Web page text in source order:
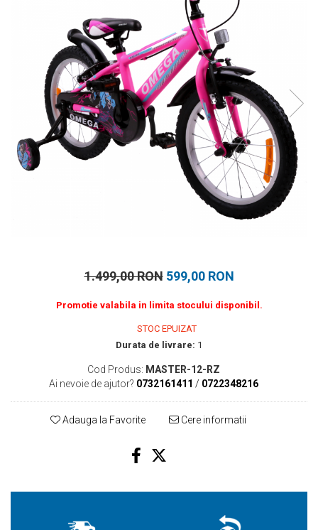
Genti si rucsacuri
Tricouri, pantaloni, bluze
Costume profesionale inot
1.499,00 RON 599,00 RON
Promotie valabila in limita stocului disponibil.
STOC EPUIZAT
Durata de livrare: 1
Cod Produs: MASTER-12-RZ
Ai nevoie de ajutor? 0732161411 / 0722348216
Adauga la Favorite Cere informatii